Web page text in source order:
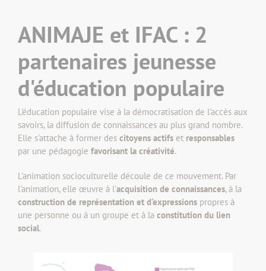
ANIMAJE et IFAC : 2
partenaires jeunesse
d'éducation populaire
L'éducation populaire vise à la démocratisation de l'accès aux
savoirs, la diffusion de connaissances au plus grand nombre.
Elle s'attache à former des citoyens actifs et responsables
par une pédagogie favorisant la créativité.
L'animation socioculturelle découle de ce mouvement. Par
l'animation, elle œuvre à l'acquisition de connaissances, à la
construction de représentation et d'expressions propres à
une personne ou à un groupe et à la constitution du lien
social.